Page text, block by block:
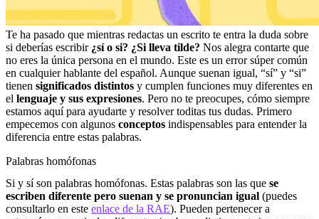
Te ha pasado que mientras redactas un escrito te entra la duda sobre
si deberías escribir ¿sí o si? ¿Si lleva tilde? Nos alegra contarte que
no eres la única persona en el mundo. Este es un error súper común
en cualquier hablante del español. Aunque suenan igual, “sí” y “si”
tienen significados distintos y cumplen funciones muy diferentes en
el lenguaje y sus expresiones. Pero no te preocupes, cómo siempre
estamos aquí para ayudarte y resolver toditas tus dudas. Primero
empecemos con algunos conceptos indispensables para entender la
diferencia entre estas palabras.
Palabras homófonas
Si y sí son palabras homófonas. Estas palabras son las que se
escriben diferente pero suenan y se pronuncian igual (puedes
consultarlo en este enlace de la RAE). Pueden pertenecer a